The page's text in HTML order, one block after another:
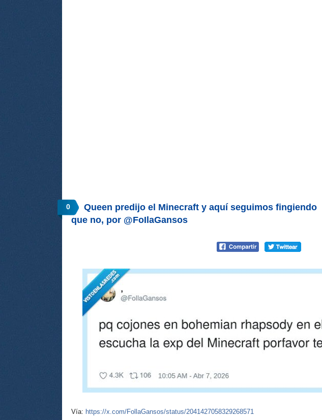
0
Queen predijo el Minecraft y aquí seguimos fingiendo
que no, por @FoIlaGansos
Vía: https://x.com/FollaGansos/status/2041427058329268571